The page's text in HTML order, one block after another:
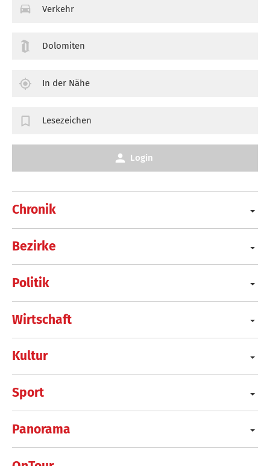
Chronik
Bezirke
Politik
Wirtschaft
Kultur
Sport
Panorama
Verkehr
Dolomiten
In der Nähe
Lesezeichen
Login